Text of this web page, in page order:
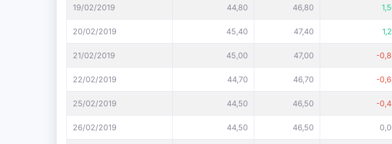
19/02/2019 44,80 46,80
20/02/2019 45,40 47,40
21/02/2019 45,00 47,00 -
22/02/2019 44,70 46,70 -
25/02/2019 44,50 46,50 -
26/02/2019 44,50 46,50